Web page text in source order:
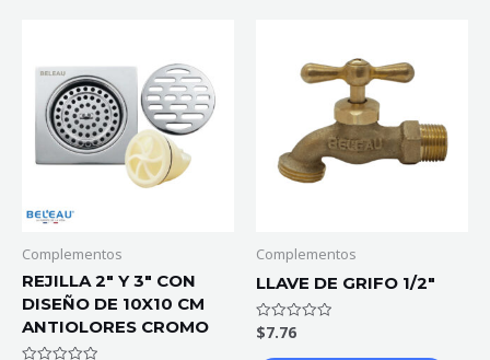
Complementos
REJILLA 2″ Y 3″ CON
DISEÑO DE 10X10 CM
ANTIOLORES CROMO
Complementos
LLAVE DE GRIFO 1/2″
Valorado
con
$7.76